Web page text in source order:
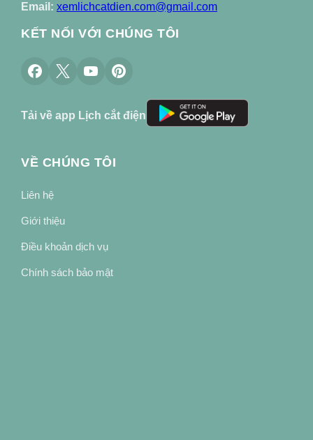
Email: xemlichcatdien.com@gmail.com
KẾT NỐI VỚI CHÚNG TÔI
Tải về app Lịch cắt điện
VỀ CHÚNG TÔI
Liên hệ
Giới thiệu
Điều khoản dịch vụ
Chính sách bảo mật